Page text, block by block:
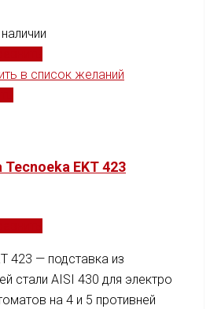
в список желаний
EKT 423
423 — подставка из
стали AISI 430 для электро
на 4 и 5 противней